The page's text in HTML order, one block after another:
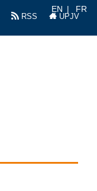
RSS UPJV
EN FR